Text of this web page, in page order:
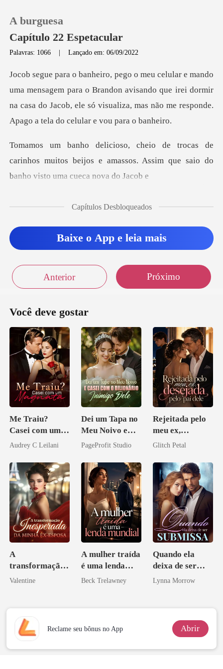
0
Loja
Sair
A burguesa
Capítulo 22 Espetacular
Palavras: 1066 |Lançado em: 06/09/2022
ara o Brandon avisando que irei dormir
na casa do Jacob, ele só visual
e
carinhos muitos beijos e amassos. Assim que
Capítulos Desbloqueados
Baixe o App e leia mais
Anterior Próximo
Você deve gostar
Me Traiu?
Casei com um
Magnata
Audrey C Leilani
Dei um Tapa no
Meu Noivo e
Casei com o
Inimigo Dele
PageProfit Studio
Rejeitada pelo
meu ex,
desejada pelo
Glitch Petal
A
transformação
inesperada da
Valentine
A mulher traída
é uma lenda
mundial
Beck Trelawney
Quando ela
deixa de ser
submissa
Lynna Morrow
Reclame seu bônus no App Abrir